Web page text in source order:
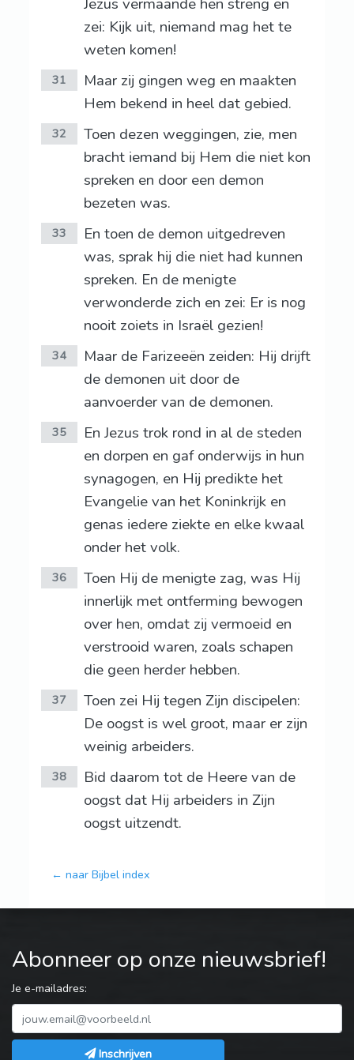
Jezus vermaande hen streng en
zei: Kijk uit, niemand mag het te
weten komen!
31
Maar zij gingen weg en maakten
Hem bekend in heel dat gebied.
32
Toen dezen weggingen, zie, men
bracht iemand bij Hem die niet kon
spreken en door een demon
bezeten was.
33
En toen de demon uitgedreven
was, sprak hij die niet had kunnen
spreken. En de menigte
verwonderde zich en zei: Er is nog
nooit zoiets in Israël gezien!
34
Maar de Farizeeën zeiden: Hij drijft
de demonen uit door de
aanvoerder van de demonen.
35
En Jezus trok rond in al de steden
en dorpen en gaf onderwijs in hun
synagogen, en Hij predikte het
Evangelie van het Koninkrijk en
genas iedere ziekte en elke kwaal
onder het volk.
36
Toen Hij de menigte zag, was Hij
innerlijk met ontferming bewogen
over hen, omdat zij vermoeid en
verstrooid waren, zoals schapen
die geen herder hebben.
37
Toen zei Hij tegen Zijn discipelen:
De oogst is wel groot, maar er zijn
weinig arbeiders.
38
Bid daarom tot de Heere van de
oogst dat Hij arbeiders in Zijn
oogst uitzendt.
← naar Bijbel index
Abonneer op onze nieuwsbrief!
Je e-mailadres:
Inschrijven